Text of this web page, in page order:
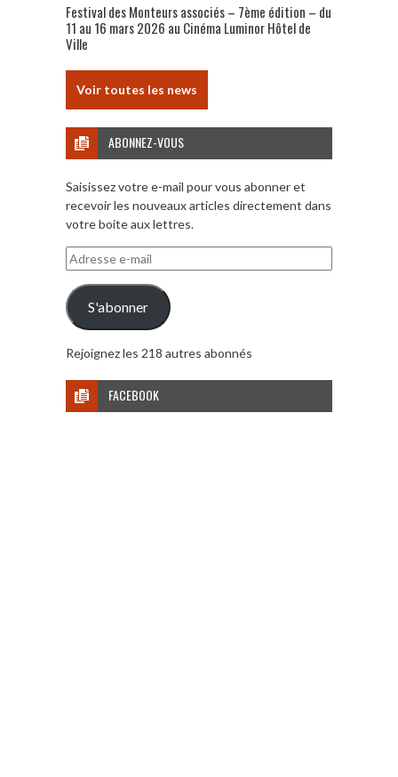
Festival des Monteurs associés – 7ème édition – du
11 au 16 mars 2026 au Cinéma Luminor Hôtel de
Ville
Voir toutes les news
ABONNEZ-VOUS
Saisissez votre e-mail pour vous abonner et
recevoir les nouveaux articles directement dans
votre boite aux lettres.
Adresse
e-
mail
S'abonner
Rejoignez les 218 autres abonnés
FACEBOOK